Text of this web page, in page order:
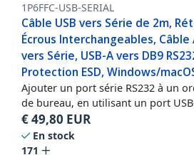
1P6FFC-USB-SERIAL
Câble USB vers Série de 2m,
Écrous Interchangeables,
vers Série, USB-A vers DB9
Protection ESD, Windows/
Ajouter un port série RS232 à un
de bureau, en utilisant un port
€49,80 EUR
En stock
171